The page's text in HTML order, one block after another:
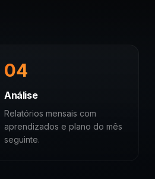
04
Análise
Relatórios mensais com
aprendizados e plano do mês
seguinte.